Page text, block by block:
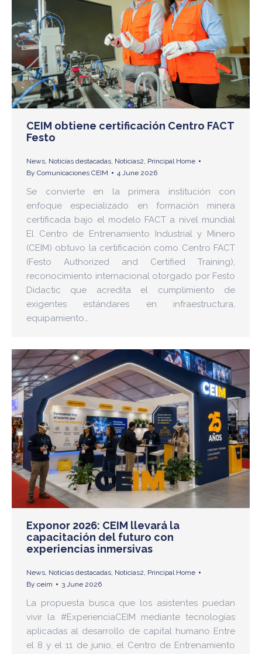
CEIM obtiene certificación Centro FACT
Festo
News, Noticias destacadas, Noticias2, Principal Home
By Comunicaciones CEIM 4 June 2026
Se convierte en la primera institución con
enfoque especializado en formación minera
certificada bajo el modelo FACT a nivel mundial
El Centro de Entrenamiento Industrial y Minero
(CEIM) obtuvo la certificación como Centro FACT
(Festo Authorized and Certified Training),
reconocimiento internacional otorgado por Festo
Didactic que acredita el cumplimiento de
exigentes estándares en infraestructura,
equipamiento…
Exponor 2026: CEIM llevará la
capacitación del futuro con
experiencias inmersivas
News, Noticias destacadas, Noticias2, Principal Home
By ceim 3 June 2026
La propuesta busca que los asistentes puedan
vivir la #ExperienciaCEIM mediante tecnologías
aplicadas al desarrollo de capital humano Entre
el 8 y el 11 de junio, el Centro de Entrenamiento